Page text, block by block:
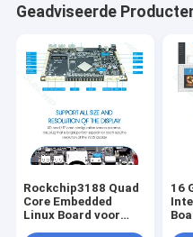
Geadviseerde
Rockchip3188 Quad
Core Embedded
Linux Board voor
16